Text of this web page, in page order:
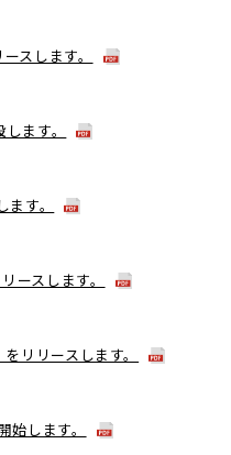
スします。
ます。
す。
ースします。
リリースします。
始します。